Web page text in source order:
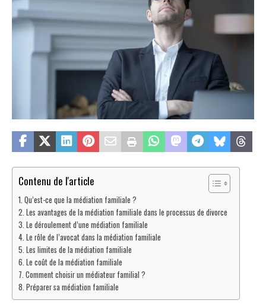
Contenu de l'article
Qu’est-ce que la médiation familiale ?
Les avantages de la médiation familiale dans le processus de divorce
Le déroulement d’une médiation familiale
Le rôle de l’avocat dans la médiation familiale
Les limites de la médiation familiale
Le coût de la médiation familiale
Comment choisir un médiateur familial ?
Préparer sa médiation familiale